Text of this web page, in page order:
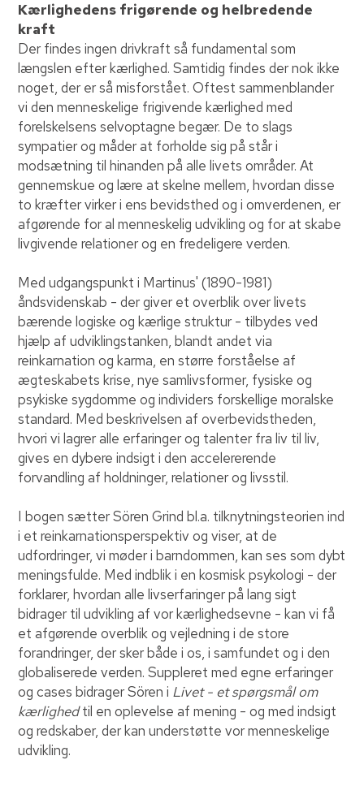
Kærlighedens frigørende og helbredende
kraft
Der findes ingen drivkraft så fundamental som
længslen efter kærlighed. Samtidig findes der nok ikke
noget, der er så misforstået. Oftest sammenblander
vi den menneskelige frigivende kærlighed med
forelskelsens selvoptagne begær. De to slags
sympatier og måder at forholde sig på står i
modsætning til hinanden på alle livets områder. At
gennemskue og lære at skelne mellem, hvordan disse
to kræfter virker i ens bevidsthed og i omverdenen, er
afgørende for al menneskelig udvikling og for at skabe
livgivende relationer og en fredeligere verden.
Med udgangspunkt i Martinus' (1890-1981)
åndsvidenskab - der giver et overblik over livets
bærende logiske og kærlige struktur - tilbydes ved
hjælp af udviklingstanken, blandt andet via
reinkarnation og karma, en større forståelse af
ægteskabets krise, nye samlivsformer, fysiske og
psykiske sygdomme og individers forskellige moralske
standard. Med beskrivelsen af overbevidstheden,
hvori vi lagrer alle erfaringer og talenter fra liv til liv,
gives en dybere indsigt i den accelererende
forvandling af holdninger, relationer og livsstil.
I bogen sætter Sören Grind bl.a. tilknytningsteorien ind
i et reinkarnationsperspektiv og viser, at de
udfordringer, vi møder i barndommen, kan ses som dybt
meningsfulde. Med indblik i en kosmisk psykologi - der
forklarer, hvordan alle livserfaringer på lang sigt
bidrager til udvikling af vor kærlighedsevne - kan vi få
et afgørende overblik og vejledning i de store
forandringer, der sker både i os, i samfundet og i den
globaliserede verden. Suppleret med egne erfaringer
og cases bidrager Sören i Livet - et spørgsmål om
kærlighedtil en oplevelse af mening - og med indsigt
og redskaber, der kan understøtte vor menneskelige
udvikling.